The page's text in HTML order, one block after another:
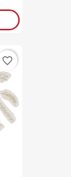
favorite_border